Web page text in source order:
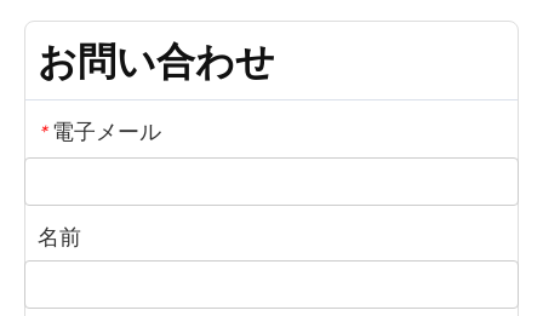
お問い合わせ
* 電子メール
名前